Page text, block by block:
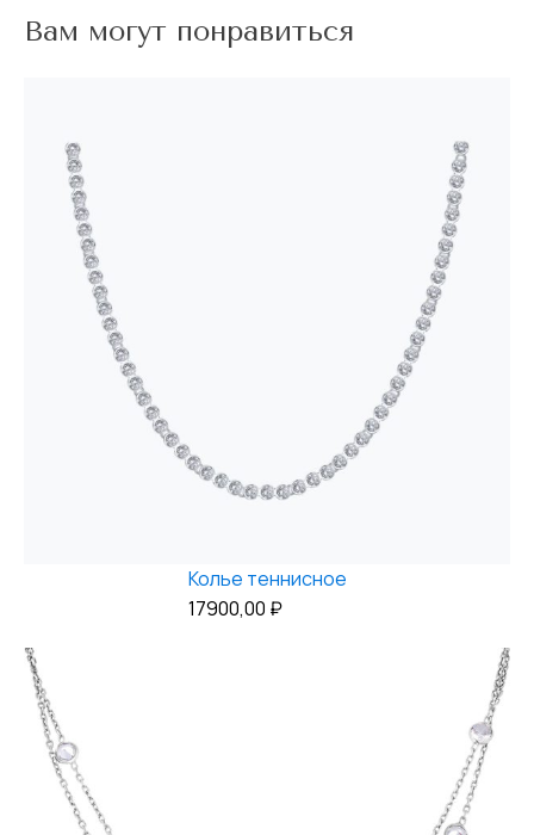
Вам могут понравиться
Колье теннисное
17900,00 ₽